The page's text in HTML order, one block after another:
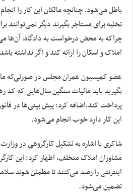
باطل می‌شود. چنانچه مالکان این کار را
تخلیه برای مستاجر بگیرند دیگر نمی‌توانند
چراکه به محض درخواست به دادگاه، آن‌ها
املاک و اسکان را ارائه کند و اگر نداشته
عضو کمیسیون عمران مجلس در صورتی‌که
بگیرید باید مالیات سنگین سال‌هایی که کد
پرداخت کند،‌اضافه کرد: پیش بینی‌ها در
این کار دارد خوب انجام می‌شود.
شاکری با اشاره به تشکیل کارگروهی در
مشاوران املاک متخلف، اظهار کرد: این
اینترنتی را رصد می‌کنند تا مطمئن شوند
تضمین می‌شود.